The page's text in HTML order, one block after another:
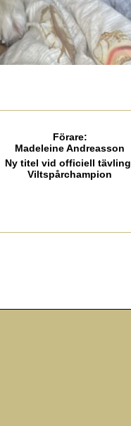
Förare:
Madeleine Andreasson
Ny titel vid officiell tävling
Viltspårchampion